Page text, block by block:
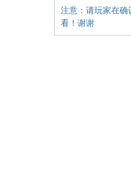
注意：请玩家在
看！谢谢